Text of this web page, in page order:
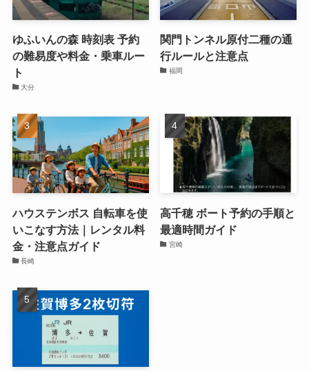
ゆふいんの森 時刻表 予約
の難易度や料金・乗車ルー
ト
大分
関門トンネル原付二種の通
行ルールと注意点
福岡
ハウステンボス 自転車を使
いこなす方法｜レンタル料
金・注意点ガイド
長崎
高千穂 ボート予約の手順と
最適時間ガイド
宮崎